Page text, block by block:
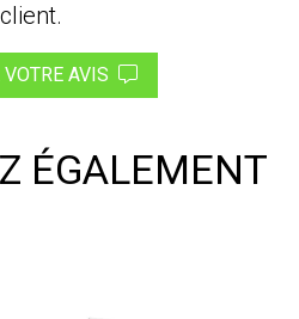
client.
AVIS
ÉGALEMENT